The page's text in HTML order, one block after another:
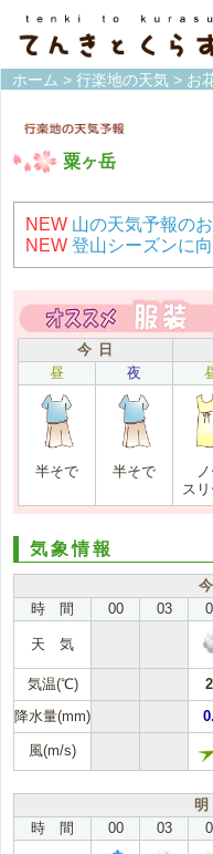
ホーム > 行楽地の天気 > お
粟ヶ岳
NEW 山の天気予報の
NEW 登山シーズンに
今 日
昼
夜
半そで 半そで
ス
気象情報
時 間
00 03
天 気
気温(℃)
降水量(mm)
風(m/s)
時 間
00 03